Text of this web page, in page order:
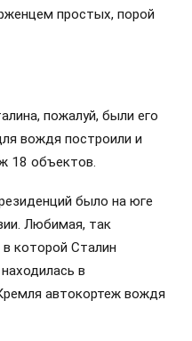
простых, порой
пожалуй, были его
вождя построили и
18 объектов.
было на юге
Любимая, так
которой Сталин
в
автокортеж вождя